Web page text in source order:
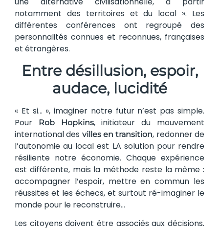
notamment des territoires et du local ». Les
différentes conférences ont regroupé des
personnalités connues et reconnues, françaises
et étrangères.
Entre désillusion, espoir,
audace, lucidité
« Et si… », imaginer notre futur n’est pas simple.
Pour
Rob Hopkins, initiateur du mouvement
international des villes en transition, redonner de
l’autonomie au local est LA solution pour rendre
résiliente notre économie. Chaque expérience
est différente, mais la méthode reste la même :
accompagner l’espoir, mettre en commun les
réussites et les échecs, et surtout ré-imaginer le
monde pour le reconstruire…
Les citoyens doivent être associés aux décisions.